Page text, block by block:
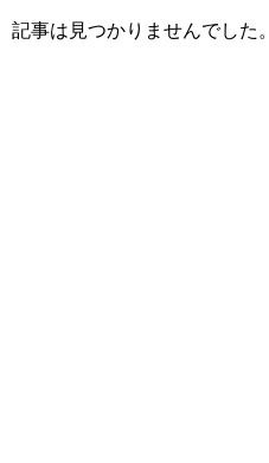
記事は見つかりませんでした。